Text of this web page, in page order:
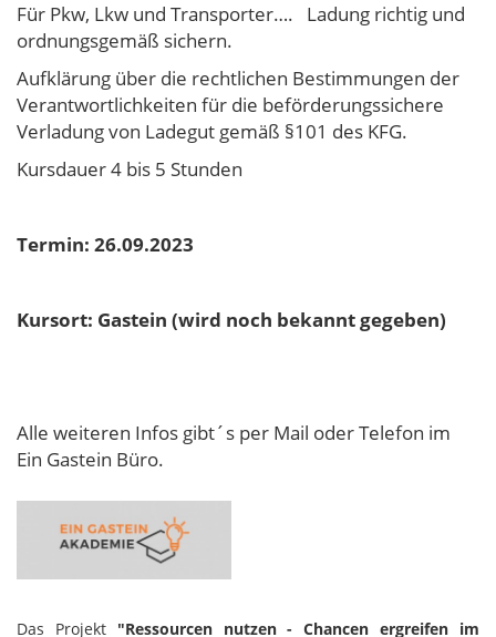
Für Pkw, Lkw und Transporter…. Ladung richtig und
ordnungsgemäß sichern.
Aufklärung über die rechtlichen Bestimmungen der
Verantwortlichkeiten für die beförderungssichere
Verladung von Ladegut gemäß §101 des KFG.
Kursdauer 4 bis 5 Stunden
Termin: 26.09.2023
Kursort: Gastein (wird noch bekannt gegeben)
Alle weiteren Infos gibt´s per Mail oder Telefon im
Ein Gastein Büro.
Das Projekt "Ressourcen nutzen - Chancen ergreifen im